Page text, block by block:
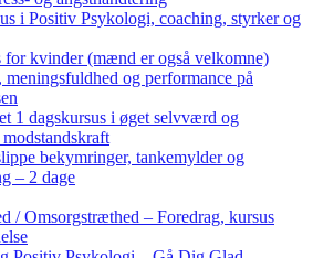
i Positiv Psykologi, coaching, styrker og
for kvinder (mænd er også velkomne)
og performance på
1 dagskursus i øget selvværd og
bekymringer, tankemylder og
– 2 dage
/ Omsorgstræthed – Foredrag, kursus